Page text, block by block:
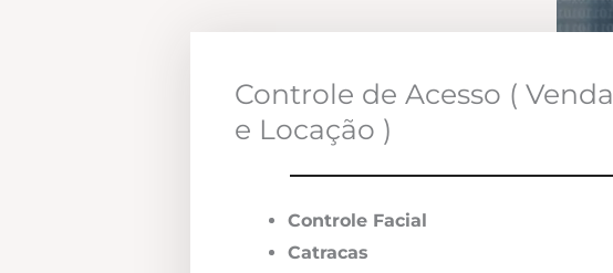
Controle de Acesso ( Venda
e Locação )
Controle Facial
Catracas